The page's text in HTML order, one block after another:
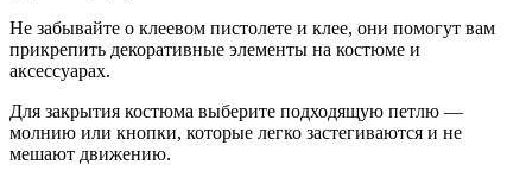
Не забывайте о клеевом пистолете и клее, они помогут вам
прикрепить декоративные элементы на костюме и
аксессуарах.
Для закрытия костюма выберите подходящую петлю —
молнию или кнопки, которые легко застегиваются и не
мешают движению.